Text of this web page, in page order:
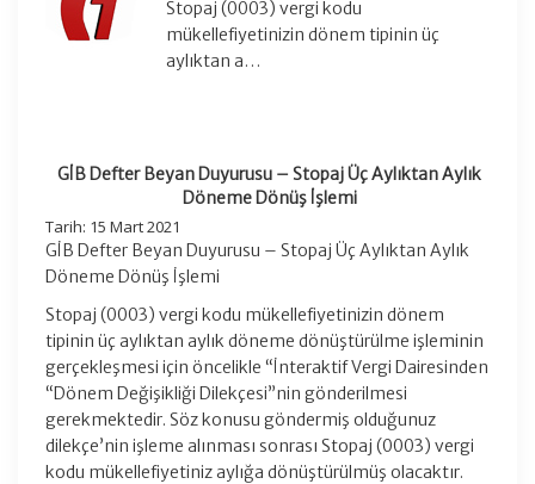
Stopaj (0003) vergi kodu
mükellefiyetinizin dönem tipinin üç
aylıktan a…
GİB Defter Beyan Duyurusu – Stopaj Üç Aylıktan Aylık
Döneme Dönüş İşlemi
Tarih: 15 Mart 2021
GİB Defter Beyan Duyurusu – Stopaj Üç Aylıktan Aylık
Döneme Dönüş İşlemi
Stopaj (0003) vergi kodu mükellefiyetinizin dönem
tipinin üç aylıktan aylık döneme dönüştürülme işleminin
gerçekleşmesi için öncelikle “İnteraktif Vergi Dairesinden
“Dönem Değişikliği Dilekçesi”nin gönderilmesi
gerekmektedir. Söz konusu göndermiş olduğunuz
dilekçe’nin işleme alınması sonrası Stopaj (0003) vergi
kodu mükellefiyetiniz aylığa dönüştürülmüş olacaktır.